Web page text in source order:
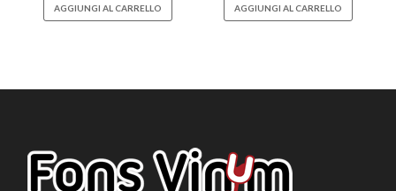
AGGIUNGI AL CARRELLO AGGIUNGI AL CARRELLO